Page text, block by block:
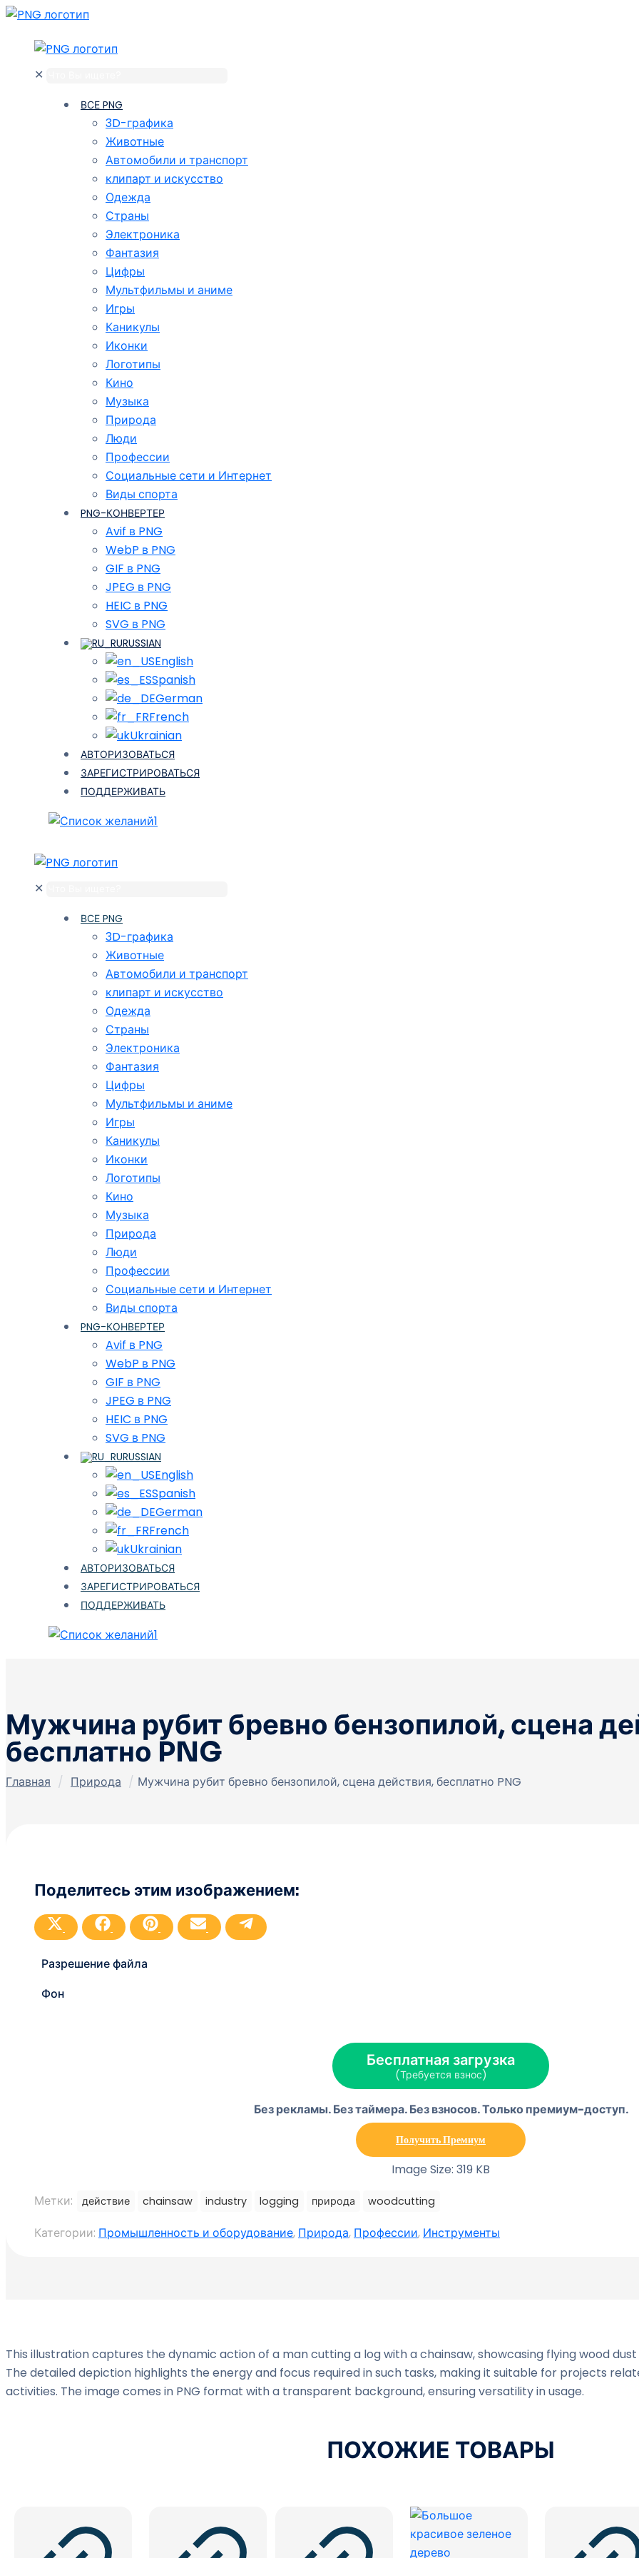
✕
ВСЕ PNG
3D-графика
Животные
Автомобили и транспорт
клипарт и искусство
Одежда
Страны
Электроника
Фантазия
Цифры
Мультфильмы и аниме
Игры
Каникулы
Иконки
Логотипы
Кино
Музыка
Природа
Люди
Профессии
Социальные сети и Интернет
Виды спорта
PNG-КОНВЕРТЕР
Avif в PNG
WebP в PNG
GIF в PNG
JPEG в PNG
HEIC в PNG
SVG в PNG
RUSSIAN
English
Spanish
German
French
Ukrainian
АВТОРИЗОВАТЬСЯ
ЗАРЕГИСТРИРОВАТЬСЯ
ПОДДЕРЖИВАТЬ
1
✕
ВСЕ PNG
3D-графика
Животные
Автомобили и транспорт
клипарт и искусство
Одежда
Страны
Электроника
Фантазия
Цифры
Мультфильмы и аниме
Игры
Каникулы
Иконки
Логотипы
Кино
Музыка
Природа
Люди
Профессии
Социальные сети и Интернет
Виды спорта
PNG-КОНВЕРТЕР
Avif в PNG
WebP в PNG
GIF в PNG
JPEG в PNG
HEIC в PNG
SVG в PNG
RUSSIAN
English
Spanish
German
French
Ukrainian
АВТОРИЗОВАТЬСЯ
ЗАРЕГИСТРИРОВАТЬСЯ
ПОДДЕРЖИВАТЬ
1
Мужчина рубит бревно бензопилой, сцена
бесплатно PNG
Главная / Природа / Мужчина рубит бревно бензопилой, сцена действия, бесплатно PNG
Поделитесь этим изображением:
Поделиться
на
Х
Поделиться
на
Фейсбук
Поделиться
на
Пинтерест
Поделиться
на
Электронная
Поделиться
Телеграмма
Разрешение файла
Фон
Бесплатная загрузка
(Требуется взнос)
Без рекламы. Без таймера. Без взносов. Только премиум-доступ.
Получить Премиум
Image Size: 319 KB
Метки:
действие chainsaw industry logging природа woodcutting
Категории: Промышленность и оборудование, Природа, Профессии, Инструменты
This illustration captures the dynamic action of a man cutting a log with a chainsaw, showcasing flying wood
The detailed depiction highlights the energy and focus required in such tasks, making it suitable for projects
activities. The image comes in PNG format with a transparent background, ensuring versatility in usage.
ПОХОЖИЕ ТОВАРЫ